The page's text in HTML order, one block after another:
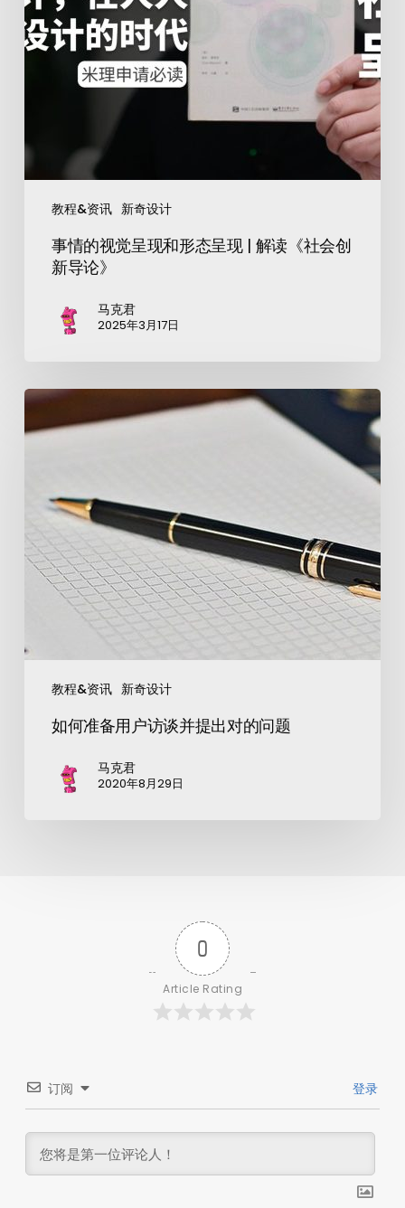
教程&资讯 新奇设计
事情的视觉呈现和形态呈现 | 解读《社会创
新导论》
马克君
2025年3月17日
教程&资讯 新奇设计
如何准备用户访谈并提出对的问题
马克君
2020年8月29日
0
Article Rating
订阅 登录